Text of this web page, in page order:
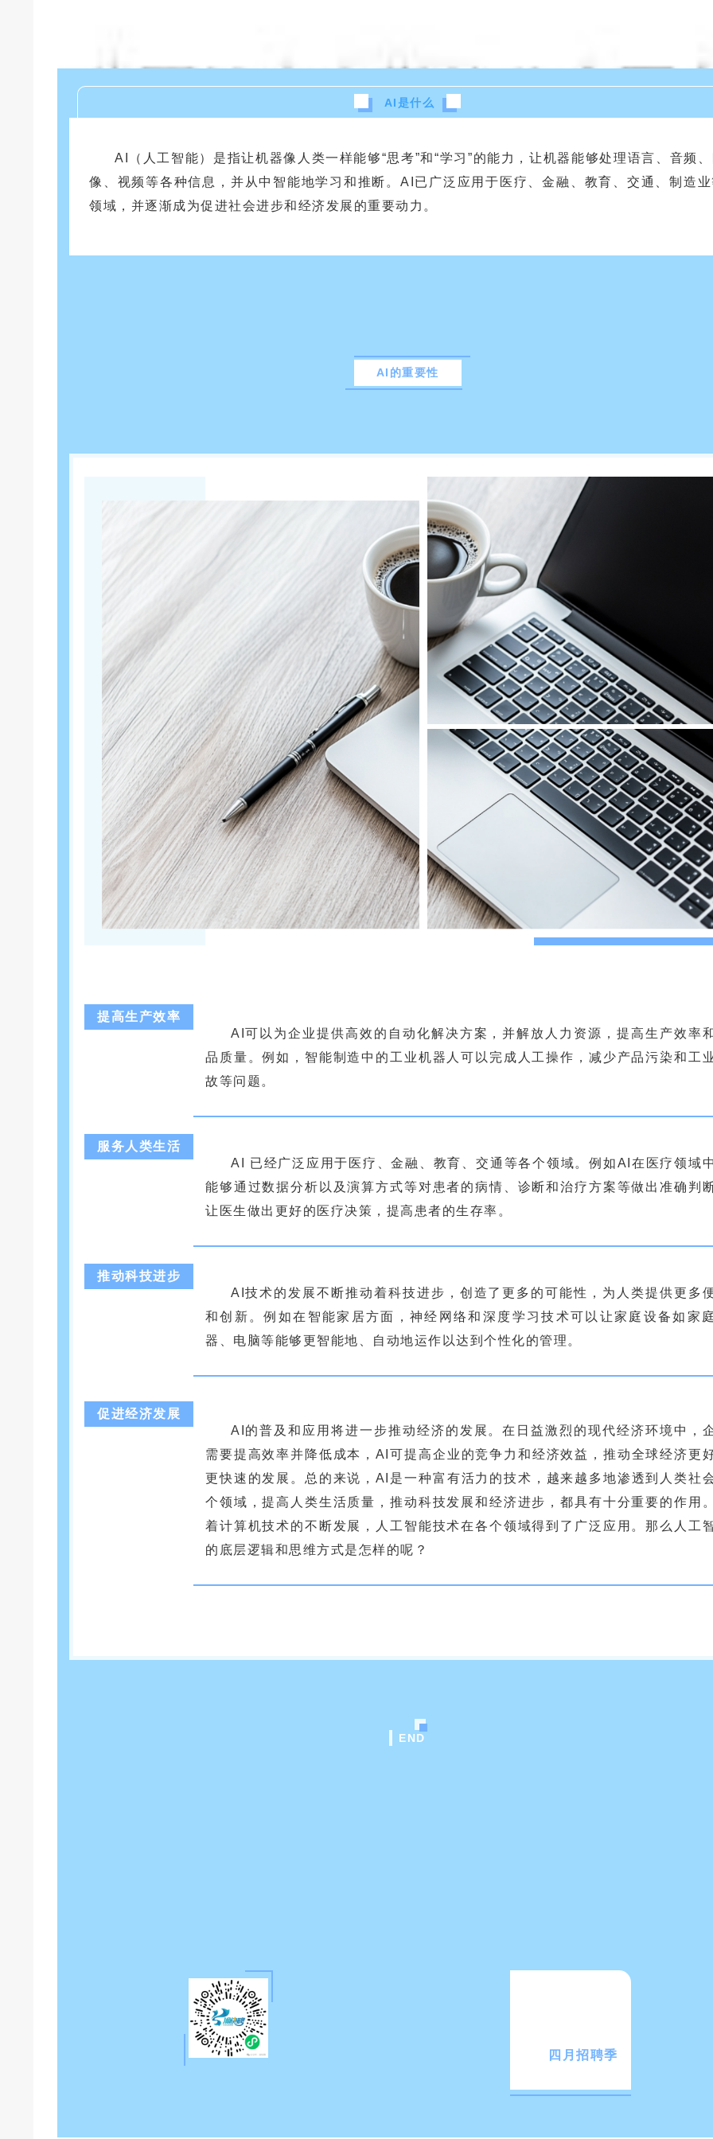
AI是什么
AI（人工智能）是指让机器像人类一样能够“思考”和“学习”的能力，让机器能够处理语言、音频、
像、视频等各种信息，并从中智能地学习和推断。AI已广泛应用于医疗、金融、教育、交通、制造业
领域，并逐渐成为促进社会进步和经济发展的重要动力。
AI的重要性
提高生产效率
AI可以为企业提供高效的自动化解决方案，并解放人力资源，提高生产效率
品质量。例如，智能制造中的工业机器人可以完成人工操作，减少产品污染和工
故等问题。
服务人类生活
AI 已经广泛应用于医疗、金融、教育、交通等各个领域。例如AI在医疗领域中
能够通过数据分析以及演算方式等对患者的病情、诊断和治疗方案等做出准确判断
让医生做出更好的医疗决策，提高患者的生存率。
推动科技进步
AI技术的发展不断推动着科技进步，创造了更多的可能性，为人类提供更多
和创新。例如在智能家居方面，神经网络和深度学习技术可以让家庭设备如家
器、电脑等能够更智能地、自动地运作以达到个性化的管理。
促进经济发展
AI的普及和应用将进一步推动经济的发展。在日益激烈的现代经济环境中，
需要提高效率并降低成本，AI可提高企业的竞争力和经济效益，推动全球经济更好
更快速的发展。总的来说，AI是一种富有活力的技术，越来越多地渗透到人类社
个领域，提高人类生活质量，推动科技发展和经济进步，都具有十分重要的作用
着计算机技术的不断发展，人工智能技术在各个领域得到了广泛应用。那么人工
的底层逻辑和思维方式是怎样的呢？
END
四月招聘季